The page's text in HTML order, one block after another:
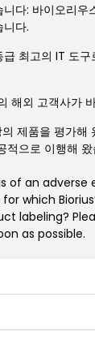
다: 바이오리우
다.
최고의 IT 도
해외 고객사가
제품을 평가해
적으로 이행해 왔
of an
which
labeling?
as possible.